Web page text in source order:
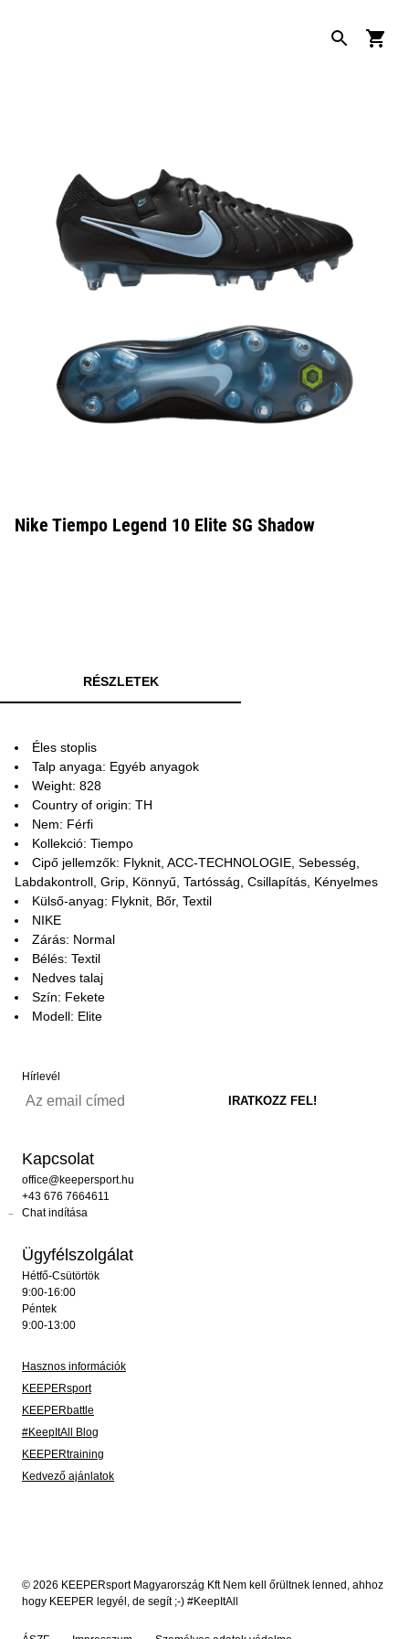
Nike Tiempo Legend 10 Elite SG Shadow
RÉSZLETEK
Éles stoplis
Talp anyaga: Egyéb anyagok
Weight: 828
Country of origin: TH
Nem: Férfi
Kollekció: Tiempo
Cipő jellemzők: Flyknit, ACC-TECHNOLOGIE, Sebesség,
Labdakontroll, Grip, Könnyű, Tartósság, Csillapítás, Kényelmes
Külső-anyag: Flyknit, Bőr, Textil
NIKE
Zárás: Normal
Bélés: Textil
Nedves talaj
Szín: Fekete
Modell: Elite
Hírlevél
Kapcsolat
office@keepersport.hu
+43 676 7664611
Chat indítása
Ügyfélszolgálat
Hétfő-Csütörtök
9:00-16:00
Péntek
9:00-13:00
Hasznos információk
KEEPERsport
KEEPERbattle
#KeepItAll Blog
KEEPERtraining
Kedvező ajánlatok
© 2026 KEEPERsport Magyarország Kft Nem kell őrültnek lenned, ahhoz
hogy KEEPER legyél, de segít ;-) #KeepItAll